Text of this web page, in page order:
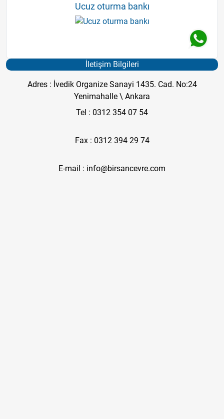
Ucuz oturma bankı
İletişim Bilgileri
Adres : İvedik Organize Sanayi 1435. Cad. No:24
Yenimahalle \ Ankara
Tel : 0312 354 07 54
Fax : 0312 394 29 74
E-mail : info@birsancevre.com